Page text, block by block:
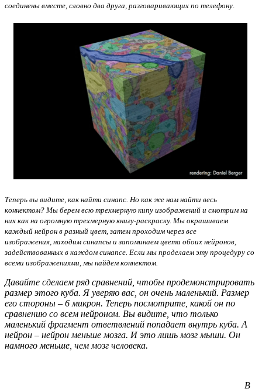
соединены вместе, словно два друга, разговаривающих по телефону
Теперь вы видите, как найти синапс. Но как же нам найти весь
коннектом? Мы берем всю трехмерную кипу изображений и смотрим на
них как на огромную трехмерную книгу-раскраску. Мы окрашиваем
каждый нейрон в разный цвет, затем проходим через все
изображения, находим синапсы и запоминаем цвета обоих нейронов,
задействованных в каждом синапсе. Если мы проделаем эту процедуру со
всеми изображениями, мы найдем коннектом.
Давайте сделаем ряд сравнений, чтобы продемонстрировать
размер этого куба. Я уверяю вас, он очень маленький. Размер
его стороны – 6 микрон. Теперь посмотрите, какой он по
сравнению со всем нейроном. Вы видите, что только
маленький фрагмент ответвлений попадает внутрь куба. А
нейрон – нейрон меньше мозга. И это лишь мозг мыши. Он
намного меньше, чем мозг человека.
В